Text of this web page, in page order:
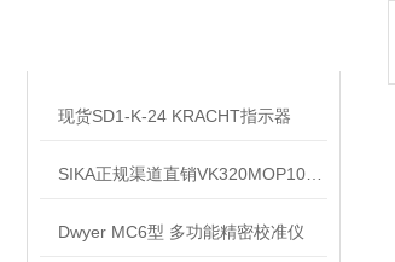
现货SD1-K-24 KRACHT指示器
Dwyer MC6型 多功能精密校准仪